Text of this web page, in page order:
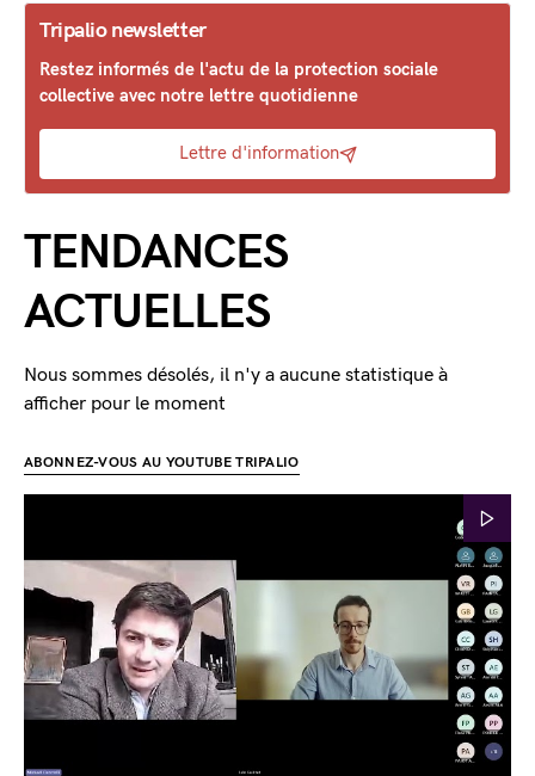
Tripalio newsletter
Restez informés de l'actu de la protection sociale
collective avec notre lettre quotidienne
Lettre d'information
TENDANCES
ACTUELLES
Nous sommes désolés, il n'y a aucune statistique à
afficher pour le moment
ABONNEZ-VOUS AU YOUTUBE TRIPALIO